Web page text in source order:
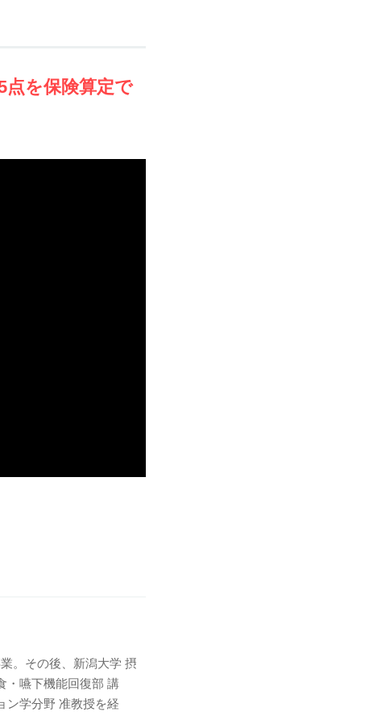
点を保険算定で
。その後、新潟大学 摂
・嚥下機能回復部 講
ン学分野 准教授を経